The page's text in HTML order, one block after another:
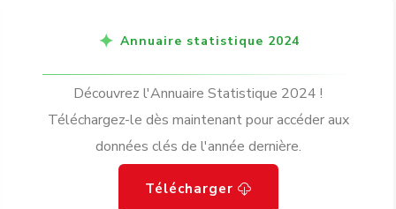
Annuaire statistique 2024
Découvrez l'Annuaire Statistique 2024 !
Téléchargez-le dès maintenant pour accéder aux
données clés de l'année dernière.
Télécharger